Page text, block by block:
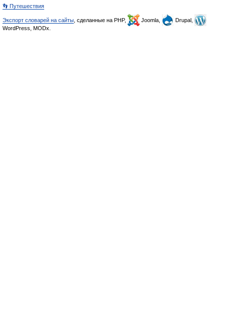
👣 Путешествия
Экспорт словарей на сайты , сделанные на PHP, Joomla,
Drupal,
WordPress, MODx.